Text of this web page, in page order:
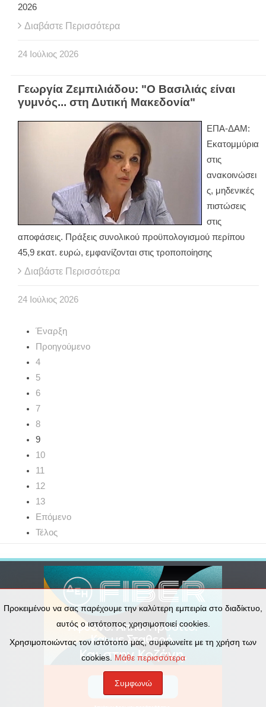
2026
Διαβάστε Περισσότερα
24 Ιούλιος 2026
Γεωργία Ζεμπιλιάδου: "Ο Βασιλιάς είναι
γυμνός... στη Δυτική Μακεδονία"
ΕΠΑ-ΔΑΜ:
Εκατομμύρια
στις
ανακοινώσει
ς, μηδενικές
πιστώσεις
στις
αποφάσεις. Πράξεις συνολικού προϋπολογισμού περίπου
45,9 εκατ. ευρώ, εμφανίζονται στις τροποποίησης
Διαβάστε Περισσότερα
24 Ιούλιος 2026
Έναρξη
Προηγούμενο
4
5
6
7
8
9
10
11
12
13
Επόμενο
Τέλος
Προκειμένου να σας παρέχουμε την καλύτερη εμπειρία στο διαδίκτυο,
αυτός ο ιστότοπος χρησιμοποιεί cookies.
Χρησιμοποιώντας τον ιστότοπο μας, συμφωνείτε με τη χρήση των
cookies. Μάθε περισσότερα
Συμφωνώ